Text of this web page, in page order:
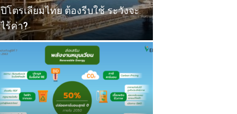
ปิโตรเลียมไทย ต้องรีบใช้ ระวังจะ
ไร้ค่า?